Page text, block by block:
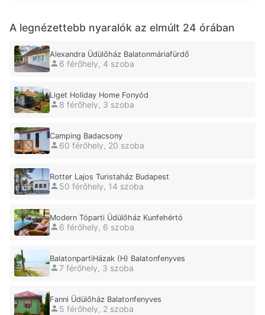
A legnézettebb nyaralók az elmúlt 24 órában
Alexandra Üdülőház Balatonmáriafürdő
6 férőhely, 4 szoba
Liget Holiday Home Fonyód
8 férőhely, 3 szoba
Camping Badacsony
60 férőhely, 20 szoba
Rotter Lajos Turistaház Budapest
50 férőhely, 14 szoba
Modern Tóparti Üdülőház Kunfehértó
6 férőhely, 6 szoba
BalatonpartiHázak (H) Balatonfenyves
7 férőhely, 3 szoba
Fanni Üdülőház Balatonfenyves
5 férőhely, 2 szoba